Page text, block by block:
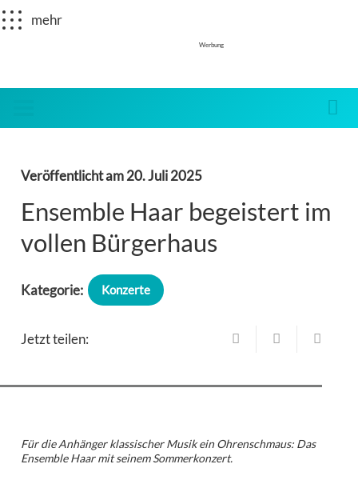
mehr
Werbung
Veröffentlicht am20. Juli 2025
Ensemble Haar begeistert im
vollen Bürgerhaus
Kategorie: Konzerte
Jetzt teilen:
Für die Anhänger klassischer Musik ein Ohrenschmaus: Das
Ensemble Haar mit seinem Sommerkonzert.